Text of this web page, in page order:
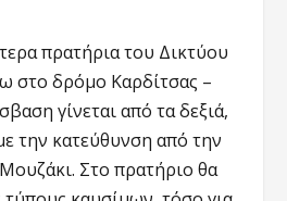
πρατήρια του Δικτύου
στο δρόμο Καρδίτσας –
γίνεται από τα δεξιά,
την κατεύθυνση από την
Στο πρατήριο θα